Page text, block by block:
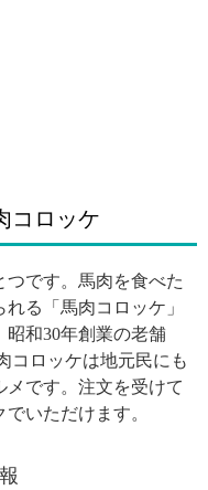
コロッケ
です。馬肉を食べた
る「馬肉コロッケ」
昭和30年創業の老舗
コロッケは地元民にも
です。注文を受けて
いただけます。